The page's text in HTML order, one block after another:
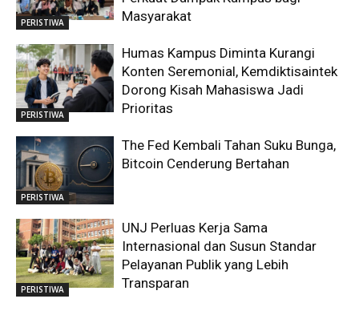
PERISTIWA
Masyarakat
PERISTIWA
Humas Kampus Diminta Kurangi
Konten Seremonial, Kemdiktisaintek
Dorong Kisah Mahasiswa Jadi
Prioritas
PERISTIWA
The Fed Kembali Tahan Suku Bunga,
Bitcoin Cenderung Bertahan
PERISTIWA
UNJ Perluas Kerja Sama
Internasional dan Susun Standar
Pelayanan Publik yang Lebih
Transparan